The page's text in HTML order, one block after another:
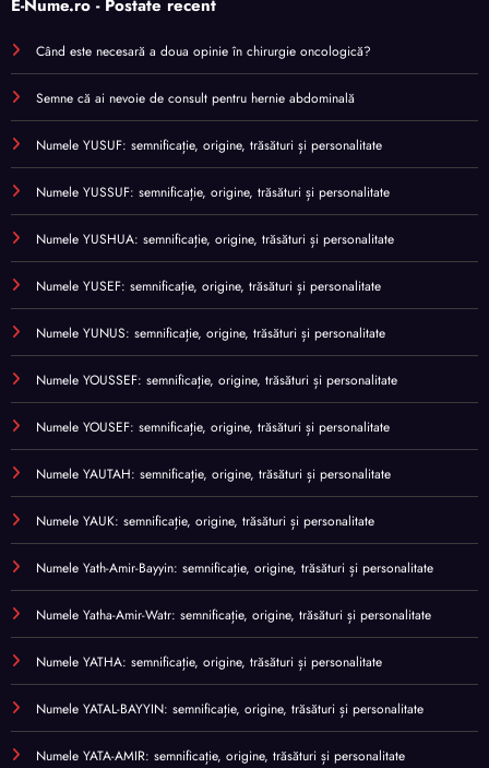
E-Nume.ro - Postate recent
Când este necesară a doua opinie în chirurgie oncologică?
Semne că ai nevoie de consult pentru hernie abdominală
Numele YUSUF: semnificație, origine, trăsături și personalitate
Numele YUSSUF: semnificație, origine, trăsături și personalitate
Numele YUSHUA: semnificație, origine, trăsături și personalitate
Numele YUSEF: semnificație, origine, trăsături și personalitate
Numele YUNUS: semnificație, origine, trăsături și personalitate
Numele YOUSSEF: semnificație, origine, trăsături și personalitate
Numele YOUSEF: semnificație, origine, trăsături și personalitate
Numele YAUTAH: semnificație, origine, trăsături și personalitate
Numele YAUK: semnificație, origine, trăsături și personalitate
Numele Yath-Amir-Bayyin: semnificație, origine, trăsături și personalitate
Numele Yatha-Amir-Watr: semnificație, origine, trăsături și personalitate
Numele YATHA: semnificație, origine, trăsături și personalitate
Numele YATAL-BAYYIN: semnificație, origine, trăsături și personalitate
Numele YATA-AMIR: semnificație, origine, trăsături și personalitate